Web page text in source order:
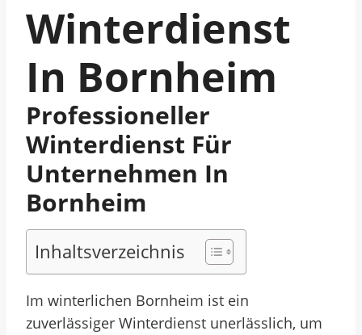
Winterdienst
In Bornheim
Professioneller
Winterdienst Für
Unternehmen In
Bornheim
Inhaltsverzeichnis
Im winterlichen Bornheim ist ein
zuverlässiger Winterdienst unerlässlich, um